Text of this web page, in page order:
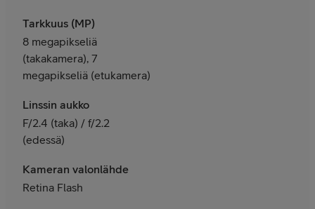
Tarkkuus (MP)
8 megapikseliä
(takakamera), 7
megapikseliä (etukamera)
Linssin aukko
F/2.4 (taka) / f/2.2
(edessä)
Kameran valonlähde
Retina Flash